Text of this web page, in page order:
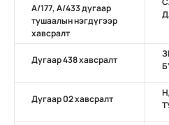
А/177, А/433 дугаар
тушаалын нэгдүгээр
хавсралт
Дугаар 438 хавсралт
Дугаар 02 хавсралт